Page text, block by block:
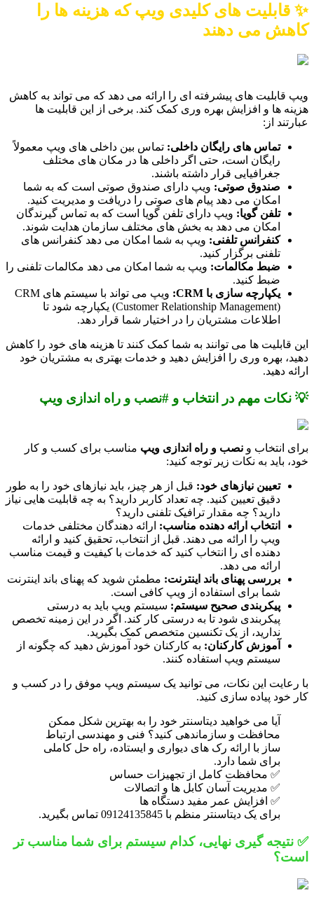
✨ قابلیت های کلیدی ویپ که هزینه ها را
کاهش می دهند
ویپ قابلیت های پیشرفته ای را ارائه می دهد که می تواند به کاهش
هزینه ها و افزایش بهره وری کمک کند. برخی از این قابلیت ها
عبارتند از:
تماس های رایگان داخلی: تماس بین داخلی های ویپ معمولاً
رایگان است، حتی اگر داخلی ها در مکان های مختلف
جغرافیایی قرار داشته باشند.
صندوق صوتی: ویپ دارای صندوق صوتی است که به شما
امکان می دهد پیام های صوتی را دریافت و مدیریت کنید.
تلفن گویا: ویپ دارای تلفن گویا است که به تماس گیرندگان
امکان می دهد به بخش های مختلف سازمان هدایت شوند.
کنفرانس تلفنی: ویپ به شما امکان می دهد کنفرانس های
تلفنی برگزار کنید.
ضبط مکالمات: ویپ به شما امکان می دهد مکالمات تلفنی را
ضبط کنید.
یکپارچه سازی با CRM:
ویپ می تواند با سیستم های CRM
(Customer Relationship Management) یکپارچه شود تا
اطلاعات مشتریان را در اختیار شما قرار دهد.
این قابلیت ها می توانند به شما کمک کنند تا هزینه های خود را کاهش
دهید، بهره وری را افزایش دهید و خدمات بهتری به مشتریان خود
ارائه دهید.
💡 نکات مهم در انتخاب و #نصب و راه اندازی ویپ
برای انتخاب و نصب و راه اندازی ویپ مناسب برای کسب و کار
خود، باید به نکات زیر توجه کنید:
تعیین نیازهای خود: قبل از هر چیز، باید نیازهای خود را به طور
دقیق تعیین کنید. چه تعداد کاربر دارید؟ به چه قابلیت هایی نیاز
دارید؟ چه مقدار ترافیک تلفنی دارید؟
انتخاب ارائه دهنده مناسب: ارائه دهندگان مختلفی خدمات
ویپ را ارائه می دهند. قبل از انتخاب، تحقیق کنید و ارائه
دهنده ای را انتخاب کنید که خدمات با کیفیت و قیمت مناسب
ارائه می دهد.
بررسی پهنای باند اینترنت: مطمئن شوید که پهنای باند اینترنت
شما برای استفاده از ویپ کافی است.
پیکربندی صحیح سیستم: سیستم ویپ باید به درستی
پیکربندی شود تا به درستی کار کند. اگر در این زمینه تخصص
ندارید، از یک تکنسین متخصص کمک بگیرید.
آموزش کارکنان: به کارکنان خود آموزش دهید که چگونه از
سیستم ویپ استفاده کنند.
با رعایت این نکات، می توانید یک سیستم ویپ موفق را در کسب و
کار خود پیاده سازی کنید.
آیا می خواهید دیتاسنتر خود را به بهترین شکل ممکن
محافظت و سازماندهی کنید؟ فنی و مهندسی ارتباط
ساز با ارائه رک های دیواری و ایستاده، راه حل کاملی
برای شما دارد.
✅ محافظت کامل از تجهیزات حساس
✅ مدیریت آسان کابل ها و اتصالات
✅ افزایش عمر مفید دستگاه ها
برای یک دیتاسنتر منظم با 09124135845 تماس بگیرید.
✅ نتیجه گیری نهایی، کدام سیستم برای شما مناسب تر
است؟